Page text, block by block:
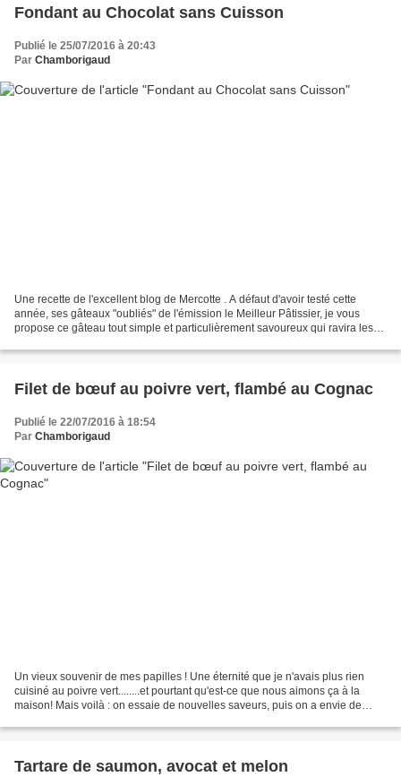
Fondant au Chocolat sans Cuisson
Publié le 25/07/2016 à 20:43
Par Chamborigaud
Une recette de l'excellent blog de Mercotte . A défaut d'avoir testé cette
année, ses gâteaux "oubliés" de l'émission le Meilleur Pâtissier, je vous
propose ce gâteau tout simple et particulièrement savoureux qui ravira les
Filet de bœuf au poivre vert, flambé au Cognac
Publié le 22/07/2016 à 18:54
Par Chamborigaud
Un vieux souvenir de mes papilles ! Une éternité que je n'avais plus rien
cuisiné au poivre vert........et pourtant qu'est-ce que nous aimons ça à la
maison! Mais voilà : on essaie de nouvelles saveurs, puis on a envie de
Tartare de saumon, avocat et melon